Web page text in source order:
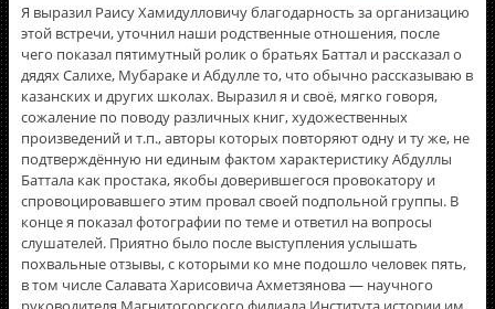
Я выразил Раису Хамидулловичу благодарность за организацию
этой встречи, уточнил наши родственные отношения, после
чего показал пятимутный ролик о братьях Баттал и рассказал о
дядях Салихе, Мубараке и Абдулле то, что обычно рассказываю в
казанских и других школах. Выразил я и своë, мягко говоря,
сожаление по поводу различных книг, художественных
произведений и т.п., авторы которых повторяют одну и ту же, не
подтверждённую ни единым фактом характеристику Абдуллы
Баттала как простака, якобы доверившегося провокатору и
спровоцировавшего этим провал своей подпольной группы. В
конце я показал фотографии по теме и ответил на вопросы
слушателей. Приятно было после выступления услышать
похвальные отзывы, с которыми ко мне подошло человек пять,
в том числе Салавата Харисовича Ахметзянова — научного